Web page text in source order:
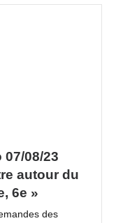
07/08/23
autour du
6e »
des